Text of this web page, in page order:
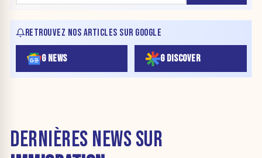
RETROUVEZ NOS ARTICLES SUR GOOGLE
G NEWS G DISCOVER
DERNIÈRES NEWS SUR